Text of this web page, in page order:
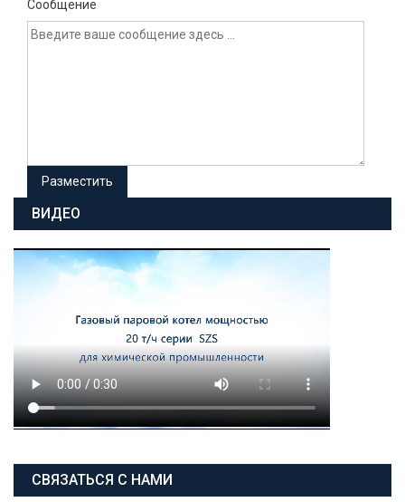
Сообщение
ВИДЕО
СВЯЗАТЬСЯ С НАМИ